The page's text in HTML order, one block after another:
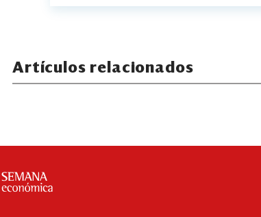
Artículos relacionados